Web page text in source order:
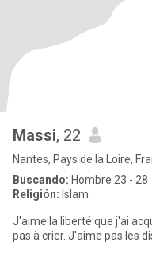
Massi, 22
Nantes, Pays de la Loire,
Buscando: Hombre 23 - 28
Religión: Islam
J'aime la liberté que j'ai
pas à crier. J'aime pas les